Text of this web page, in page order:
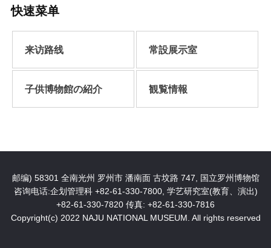
快速菜单
来访路线 常設展示室
子供博物館の紹介 観覧情報
邮编) 58301 全南光州 罗州市 潘南面 古坟路 747, 国立罗州博物馆
咨询电话:企划管理科 +82-61-330-7800, 学艺研究室(教育、演出)
+82-61-330-7820 传真: +82-61-330-7816
Copyright(c) 2022 NAJU NATIONAL MUSEUM. All rights reserved